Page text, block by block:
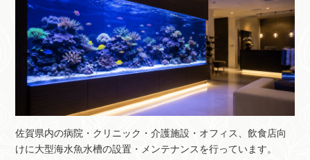
佐賀県内の病院・クリニック・介護施設・オフィス、飲食店向
けに大型海水魚水槽の設置・メンテナンスを行っています。